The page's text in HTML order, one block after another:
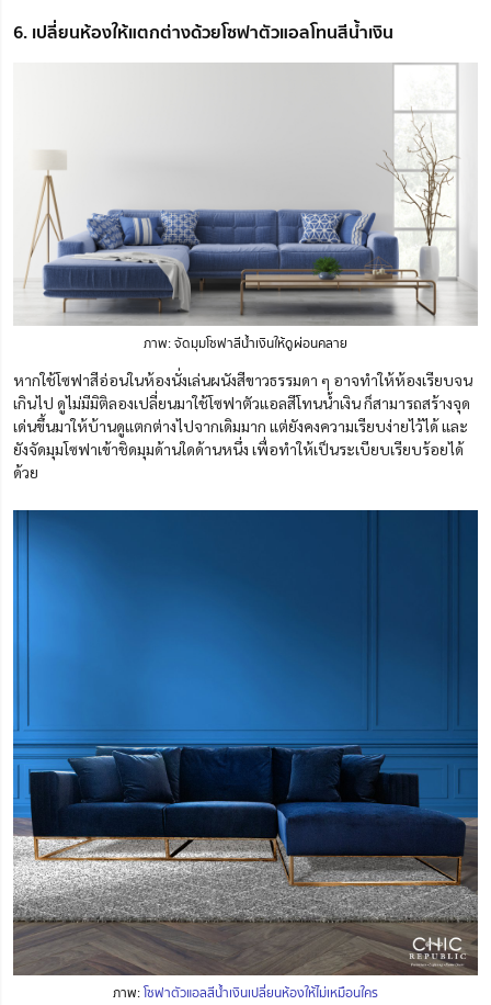
6. เปลี่ยนห้องให้แตกต่างด้วยโซฟาตัวแอลโทนสีน้ำเงิน
ภาพ: จัดมุมโซฟาสีน้ำเงินให้ดูผ่อนคลาย
หากใช้โซฟาสีอ่อนในห้องนั่งเล่นผนังสีขาวธรรมดา ๆ อาจทำให้ห้องเรียบจน
เกินไป ดูไม่มีมิติลองเปลี่ยนมาใช้โซฟาตัวแอลสีโทนน้ำเงิน ก็สามารถสร้างจุด
เด่นขึ้นมาให้บ้านดูแตกต่างไปจากเดิมมาก แต่ยังคงความเรียบง่ายไว้ได้ และ
ยังจัดมุมโซฟาเข้าชิดมุมด้านใดด้านหนึ่ง เพื่อทำให้เป็นระเบียบเรียบร้อยได้
ด้วย
ภาพ:โซฟาตัวแอลสีน้ำเงินเปลี่ยนห้องให้ไม่เหมือนใคร